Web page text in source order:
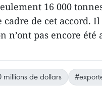
16 000
de cet accord. Il
n’ont pas encore été
millions de dollars